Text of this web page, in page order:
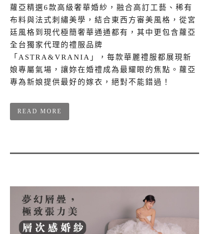
蘿亞精選6款高級奢華婚紗，融合高訂工藝、稀有
布料與法式刺繡美學，結合東西方審美風格，從宮
廷風格到現代極簡奢華通通都有，其中更包含蘿亞
全台獨家代理的禮服品牌
「ASTRA&VRANIA」，每款華麗禮服都展現新
娘專屬氣場，讓妳在婚禮成為最耀眼的焦點。蘿亞
專為新娘提供最好的嫁衣，絕對不能錯過！
READ MORE